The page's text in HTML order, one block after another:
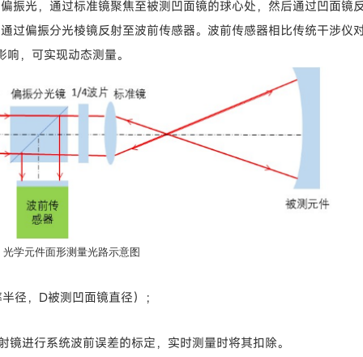
振光，通过标准镜聚焦至被测凹面镜的球心处，然后通过凹面镜反
过偏振分光棱镜反射至波前传感器。波前传感器相比传统干涉仪
，可实现动态测量。
学元件面形测量光路示意图
径，D被测凹面镜直径）；
进行系统波前误差的标定，实时测量时将其扣除。